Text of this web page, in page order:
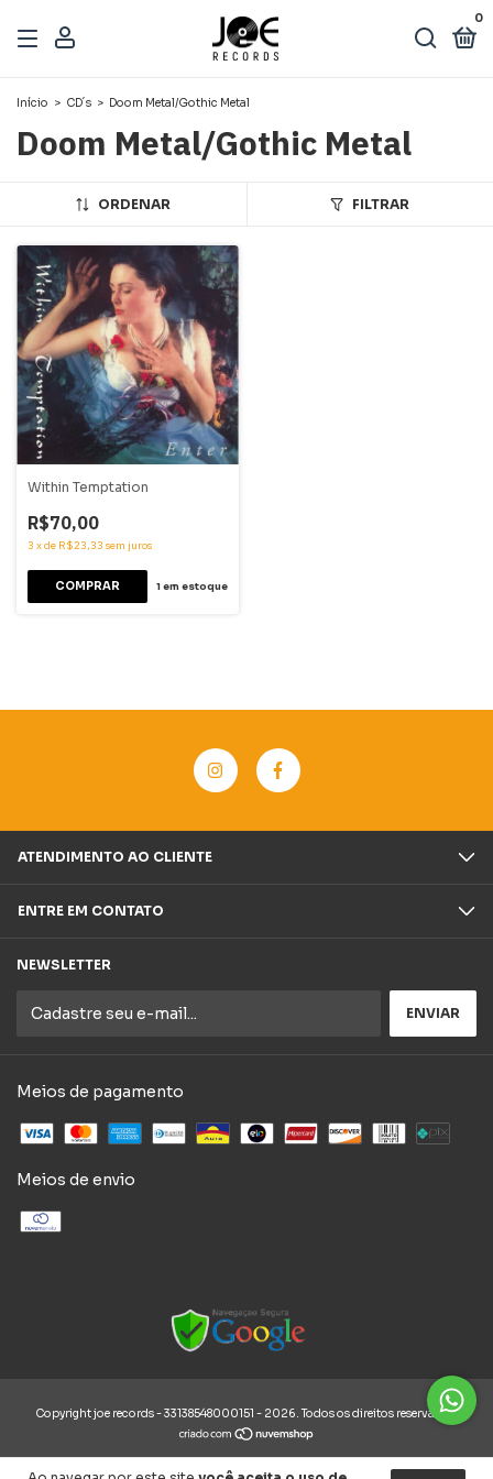
0
Início > CD´s > Doom Metal/Gothic Metal
Doom Metal/Gothic Metal
ORDENAR FILTRAR
Within Temptation
R$70,00
3 xde R$23,33 sem juros
1em estoque
ATENDIMENTO AO CLIENTE
ENTRE EM CONTATO
NEWSLETTER
Meios de pagamento
Meios de envio
Copyright joe records - 33138548000151 - 2026. Todos os direitos reservados.